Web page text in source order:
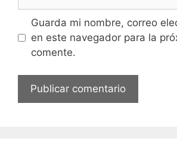
Guarda mi nombre, correo
en este navegador para la
comente.